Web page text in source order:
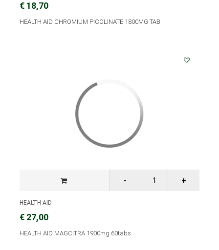
€ 18,70
HEALTH AID CHROMIUM PICOLINATE 1800MG TAB
HEALTH AID
€ 27,00
HEALTH AID MAGCITRA 1900mg 60tabs